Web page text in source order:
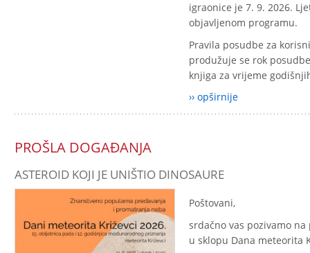
igraonice je 7. 9. 2026.
objavljenom programu.
Pravila posudbe za
produžuje se rok
knjiga za vrijeme
›› opširnije
PROŠLA DOGAĐANJA
ASTEROID KOJI JE UNIŠTIO DINOSAURE
Poštovani,
srdačno vas pozivamo
u sklopu Dana meteorita